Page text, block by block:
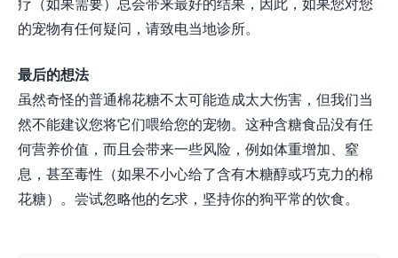
的宠物有任何疑问，请致电当地诊所。
最后的想法
虽然奇怪的普通棉花糖不太可能造成太大伤害，但我们当
然不能建议您将它们喂给您的宠物。这种含糖食品没有任
何营养价值，而且会带来一些风险，例如体重增加、窒
息，甚至毒性（如果不小心给了含有木糖醇或巧克力的棉
花糖）。尝试忽略他的乞求，坚持你的狗平常的饮食。